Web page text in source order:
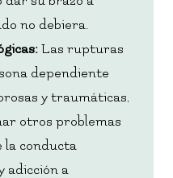
no debiera.
Las rupturas
dependiente
y traumáticas,
otros problemas
la conducta
adicción a